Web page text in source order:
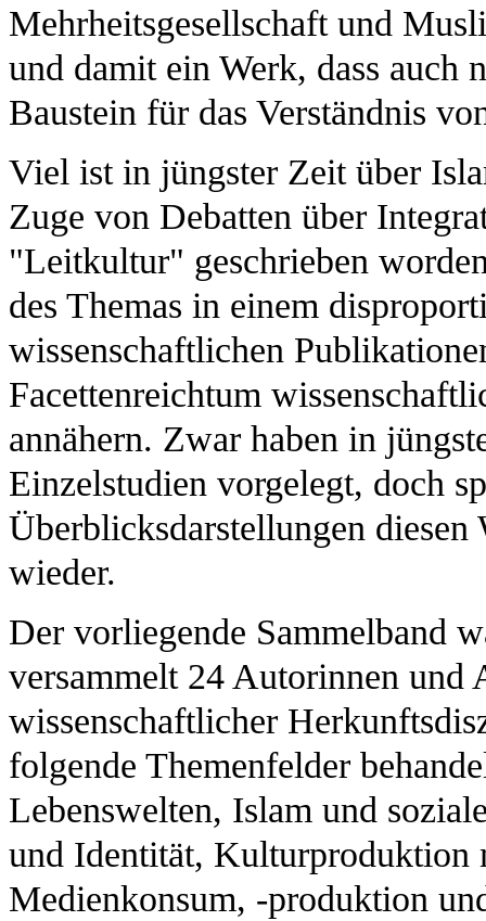
Mehrheitsgesellschaft und
und damit ein Werk, dass auch
Baustein für das Verständnis
Viel ist in jüngster Zeit über
Zuge von Debatten über
"Leitkultur" geschrieben
des Themas in einem
wissenschaftlichen
Facettenreichtum
annähern. Zwar haben in
Einzelstudien vorgelegt, doch
Überblicksdarstellungen diesen
wieder.
Der vorliegende Sammelband
versammelt 24 Autorinnen und
wissenschaftlicher
folgende Themenfelder
Lebenswelten, Islam und
und Identität, Kulturproduktion
Medienkonsum, -produktion